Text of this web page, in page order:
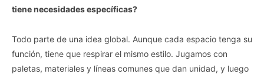
tiene necesidades específicas?
Todo parte de una idea global. Aunque cada espacio tenga su
función, tiene que respirar el mismo estilo. Jugamos con
paletas, materiales y líneas comunes que dan unidad, y luego